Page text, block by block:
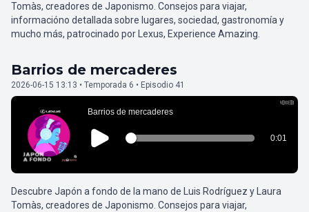
Tomàs, creadores de Japonismo. Consejos para viajar,
informacióno detallada sobre lugares, sociedad, gastronomía y
mucho más, patrocinado por Lexus, Experience Amazing.
Barrios de mercaderes
2026-06-15 13:13 • Temporada 6 • Episodio 41
Descubre Japón a fondo de la mano de Luis Rodríguez y Laura
Tomàs, creadores de Japonismo. Consejos para viajar,